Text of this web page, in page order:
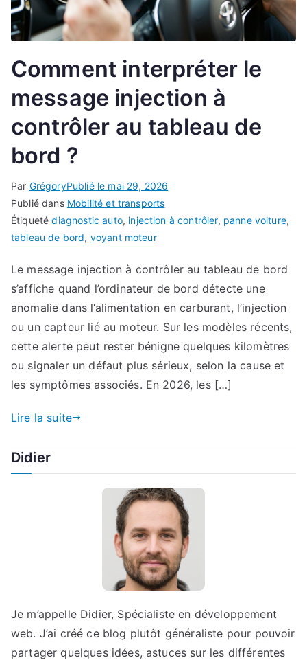
Comment interpréter le
message injection à
contrôler au tableau de
bord ?
Par GrégoryPublié le mai 29, 2026
Publié dans Mobilité et transports
Étiquetédiagnostic auto, injection à contrôler, panne voiture,
tableau de bord, voyant moteur
Le message injection à contrôler au tableau de bord
s’affiche quand l’ordinateur de bord détecte une
anomalie dans l’alimentation en carburant, l’injection
ou un capteur lié au moteur. Sur les modèles récents,
cette alerte peut rester bénigne quelques kilomètres
ou signaler un défaut plus sérieux, selon la cause et
les symptômes associés. En 2026, les […]
Lire la suite
Didier
Je m’appelle Didier, Spécialiste en développement
web. J’ai créé ce blog plutôt généraliste pour pouvoir
partager quelques idées, astuces sur les différentes